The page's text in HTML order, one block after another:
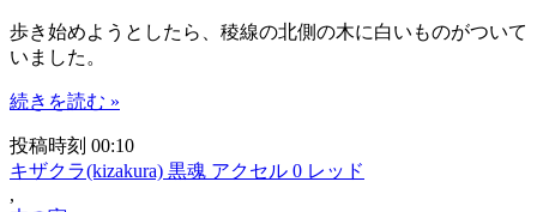
歩き始めようとしたら、稜線の北側の木に白いものがついて
いました。
続きを読む »
投稿時刻 00:10
キザクラ(kizakura) 黒魂 アクセル 0 レッド
,